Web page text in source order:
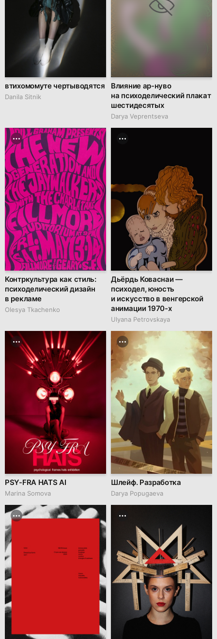
втихомомуте чертыводятся
Danila Sitnik
Влияние ар-нуво
на психоделический плакат
шестидесятых
Darya Veprentseva
Контркультура как стиль:
психоделический дизайн
в рекламе
Olesya Tkachenko
Дьёрдь Коваснаи —
психодел, юность
и искусство в венгерской
анимации 1970-х
Ulyana Petrovskaya
PSY-FRA HATS AI
Marina Somova
Шлейф. Разработка
Darya Popugaeva